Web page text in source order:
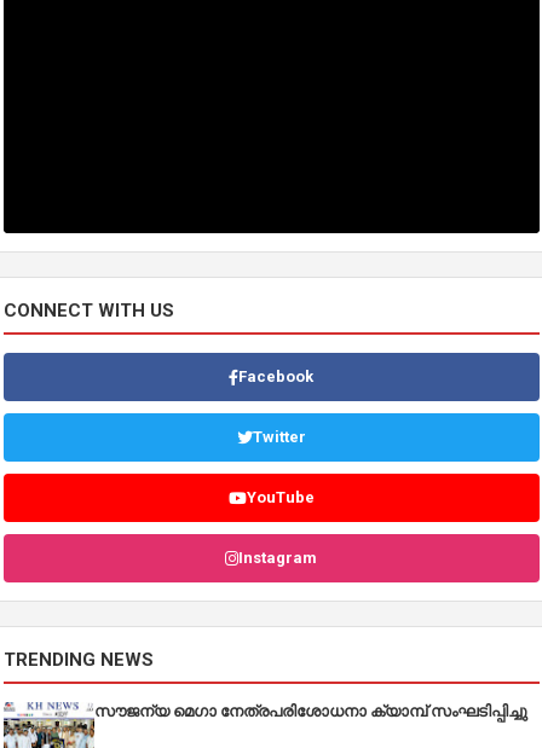
CONNECT WITH US
Facebook
Twitter
YouTube
Instagram
TRENDING NEWS
സൗജന്യ മെഗാ നേത്രപരിശോധനാ ക്യാമ്പ് സംഘടിപ്പിച്ചു